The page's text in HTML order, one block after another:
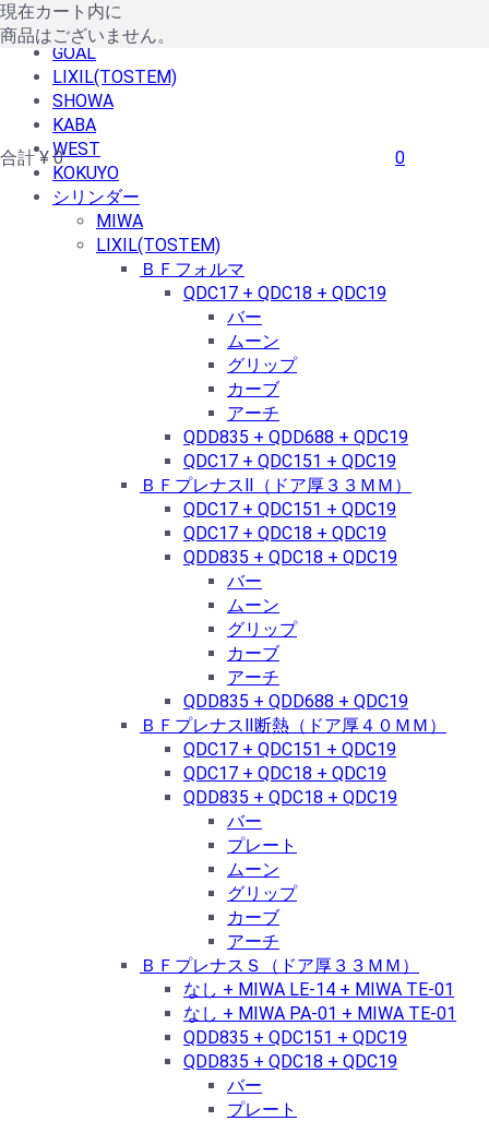
MIWA
GOAL
LIXIL(TOSTEM)
SHOWA
KABA
WEST
KOKUYO
シリンダー
MIWA
LIXIL(TOSTEM)
ＢＦフォルマ
QDC17 + QDC18 + QDC19
バー
ムーン
グリップ
カーブ
アーチ
QDD835 + QDD688 + QDC19
QDC17 + QDC151 + QDC19
ＢＦプレナスⅡ（ドア厚３３ＭＭ）
QDC17 + QDC151 + QDC19
QDC17 + QDC18 + QDC19
QDD835 + QDC18 + QDC19
バー
ムーン
グリップ
カーブ
アーチ
QDD835 + QDD688 + QDC19
ＢＦプレナスⅡ断熱（ドア厚４０ＭＭ）
QDC17 + QDC151 + QDC19
QDC17 + QDC18 + QDC19
QDD835 + QDC18 + QDC19
バー
プレート
ムーン
グリップ
カーブ
アーチ
ＢＦプレナスＳ（ドア厚３３ＭＭ）
なし + MIWA LE-14 + MIWA TE-01
なし + MIWA PA-01 + MIWA TE-01
QDD835 + QDC151 + QDC19
QDD835 + QDC18 + QDC19
バー
プレート
合計¥ 0 0
現在カート内に
商品はございません。